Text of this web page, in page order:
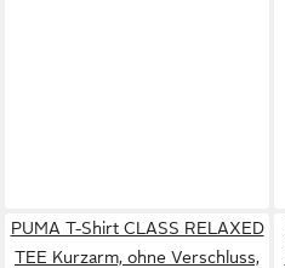
PUMA T-Shirt CLASS RELAXED
TEE Kurzarm, ohne Verschluss,